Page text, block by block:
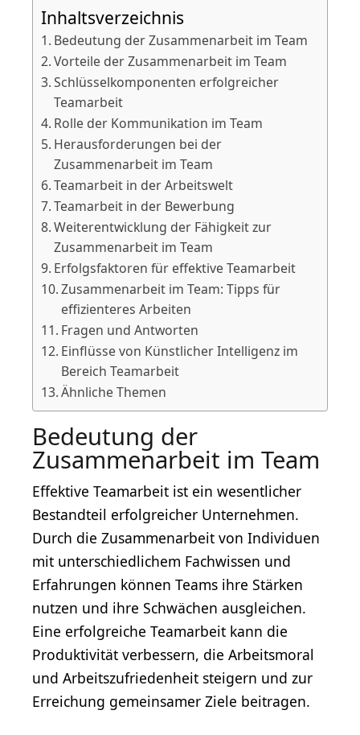
Inhaltsverzeichnis
Bedeutung der Zusammenarbeit im Team
Vorteile der Zusammenarbeit im Team
Schlüsselkomponenten erfolgreicher
Teamarbeit
Rolle der Kommunikation im Team
Herausforderungen bei der
Zusammenarbeit im Team
Teamarbeit in der Arbeitswelt
Teamarbeit in der Bewerbung
Weiterentwicklung der Fähigkeit zur
Zusammenarbeit im Team
Erfolgsfaktoren für effektive Teamarbeit
Zusammenarbeit im Team: Tipps für
effizienteres Arbeiten
Fragen und Antworten
Einflüsse von Künstlicher Intelligenz im
Bereich Teamarbeit
Ähnliche Themen
Bedeutung der
Zusammenarbeit im Team
Effektive Teamarbeit ist ein wesentlicher
Bestandteil erfolgreicher Unternehmen.
Durch die Zusammenarbeit von Individuen
mit unterschiedlichem Fachwissen und
Erfahrungen können Teams ihre Stärken
nutzen und ihre Schwächen ausgleichen.
Eine erfolgreiche Teamarbeit kann die
Produktivität verbessern, die Arbeitsmoral
und Arbeitszufriedenheit steigern und zur
Erreichung gemeinsamer Ziele beitragen.